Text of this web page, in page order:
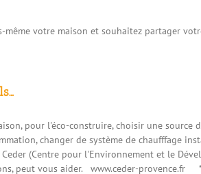
même votre maison et souhaitez partager
pour l'éco-construire, choisir une source
changer de système de chaufffage
(Centre pour l'Environnement et le
peut vous aider. www.ceder-provence.fr